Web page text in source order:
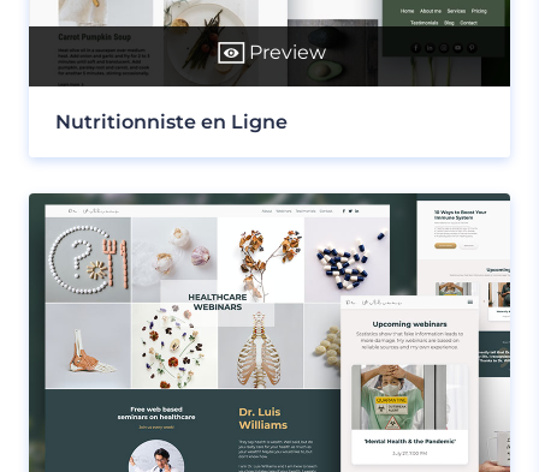
Preview
Nutritionniste en Ligne